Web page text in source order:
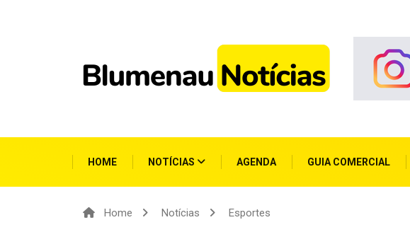
HOME NOTÍCIAS AGENDA GUIA COMERCIAL
Home Notícias Esportes